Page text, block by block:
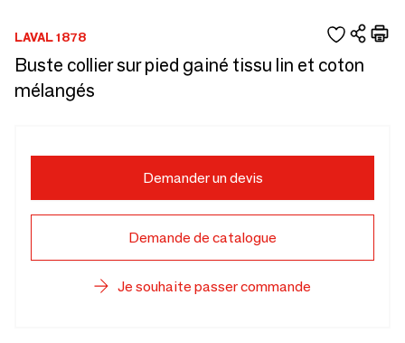
LAVAL 1878
Buste collier sur pied gainé tissu lin et coton
mélangés
Demander un devis
Demande de catalogue
Je souhaite passer commande